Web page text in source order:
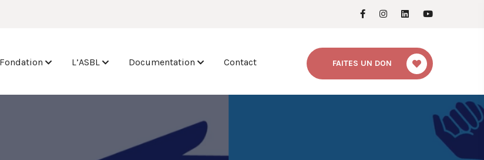
L’ASBL Documentation Contact FAITES UN DON